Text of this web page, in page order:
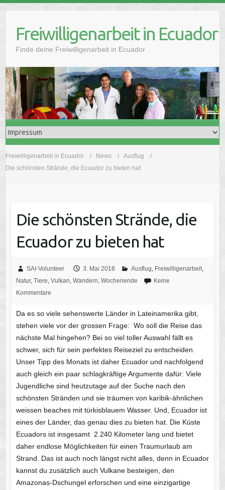
Freiwilligenarbeit in Ecuador
Finde deine Freiwilligenarbeit in Ecuador
Freiwilligenarbeit in Ecuador News
Ausflug
Die schönsten Strände, die Ecuador zu bieten hat
Die schönsten Strände, die
Ecuador zu bieten hat
SAI-Volunteer 3. Mai 2018 Ausflug, Freiwilligenarbeit,
Natur, Tiere, Vulkan, Wandern, Wochenende
Keine
Kommentare
Da es so viele sehenswerte Länder in Lateinamerika gibt,
stehen viele vor der grossen Frage: Wo soll die Reise das
nächste Mal hingehen? Bei so viel toller Auswahl fällt es
schwer, sich für sein perfektes Reiseziel zu entscheiden.
Unser Tipp des Monats ist daher Ecuador und nachfolgend
auch gleich ein paar schlagkräftige Argumente dafür: Viele
Jugendliche sind heutzutage auf der Suche nach den
schönsten Stränden und sie träumen von karibik-ähnlichen
weissen beaches mit türkisblauem Wasser. Und, Ecuador ist
eines der Länder, das genau dies zu bieten hat. Die Küste
Ecuadors ist insgesamt 2.240 Kilometer lang und bietet
daher endlose Möglichkeiten für einen Traumurlaub am
Strand. Das ist auch noch längst nicht alles, denn in Ecuador
kannst du zusätzlich auch Vulkane besteigen, den
Amazonas-Dschungel erforschen und eine einzigartige